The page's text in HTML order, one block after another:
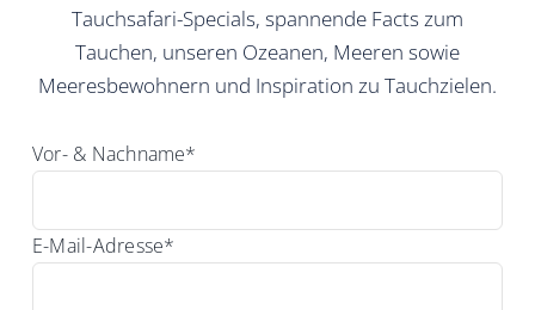
Tauchsafari-Specials, spannende Facts zum
Tauchen, unseren Ozeanen, Meeren sowie
Meeresbewohnern und Inspiration zu Tauchzielen.
Vor- & Nachname*
E-Mail-Adresse*